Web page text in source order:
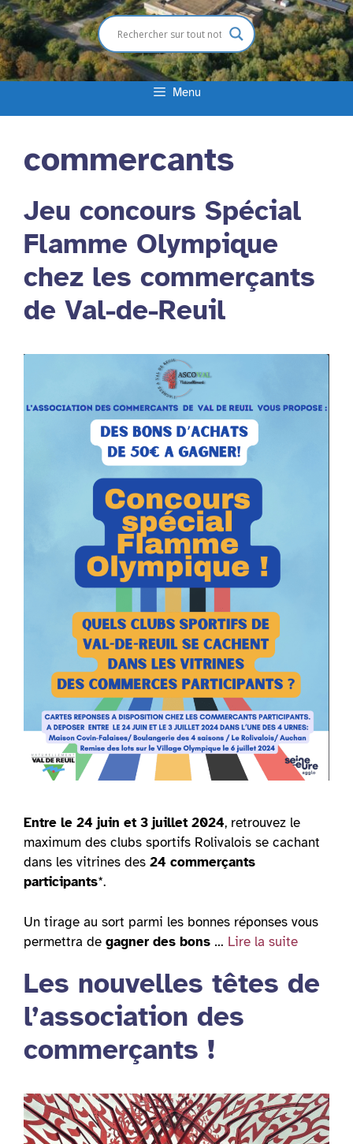
Menu
commercants
Jeu concours Spécial
Flamme Olympique
chez les commerçants
de Val-de-Reuil
Entre le 24 juin et 3 juillet 2024, retrouvez le
maximum des clubs sportifs Rolivalois se cachant
dans les vitrines des 24 commerçants
participants*.
Un tirage au sort parmi les bonnes réponses vous
permettra de gagner des bons … Lire la suite
Les nouvelles têtes de
l’association des
commerçants !